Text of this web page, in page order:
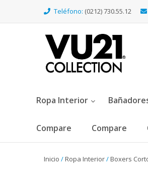
Teléfono: (0212) 730.55.12
Ropa Interior
Compare Compare
Inicio /Ropa Interior/Boxers